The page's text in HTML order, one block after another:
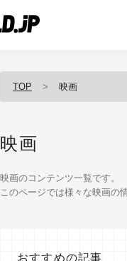
TOP 映画
映画
映画のコンテンツ一覧です。
このページでは様々な映画の
おすすめの記事